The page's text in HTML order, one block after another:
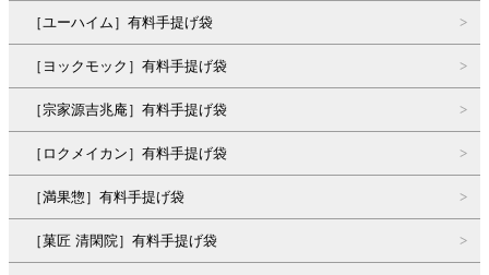
［ユーハイム］有料手提げ袋
［ヨックモック］有料手提げ袋
［宗家源吉兆庵］有料手提げ袋
［ロクメイカン］有料手提げ袋
［満果惣］有料手提げ袋
［菓匠 清閑院］有料手提げ袋